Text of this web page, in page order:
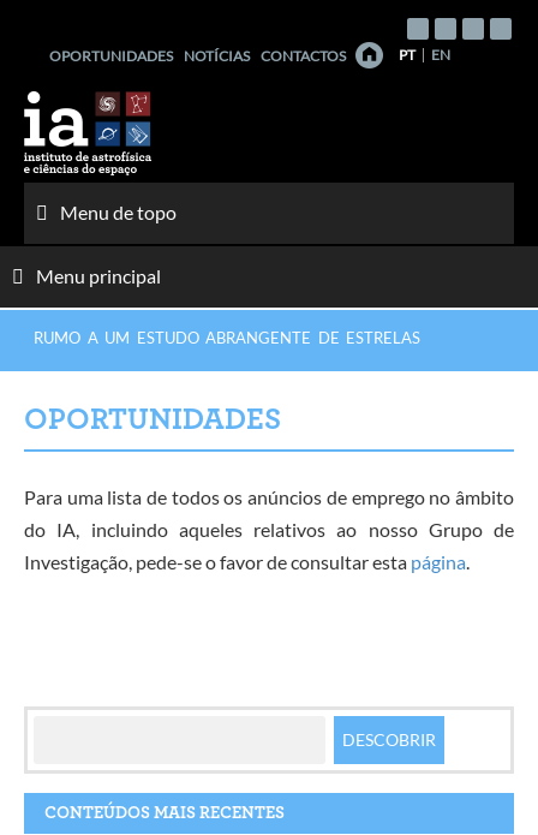
conteúdo
OPORTUNIDADES NOTÍCIAS CONTACTOS PT EN
Menu de topo
Menu principal
RUMO A UM ESTUDO ABRANGENTE DE ESTRELAS
OPORTUNIDADES
Para uma lista de todos os anúncios de emprego no âmbito
do IA, incluindo aqueles relativos ao nosso Grupo de
Investigação, pede-se o favor de consultar esta página
CONTEÚDOS MAIS RECENTES